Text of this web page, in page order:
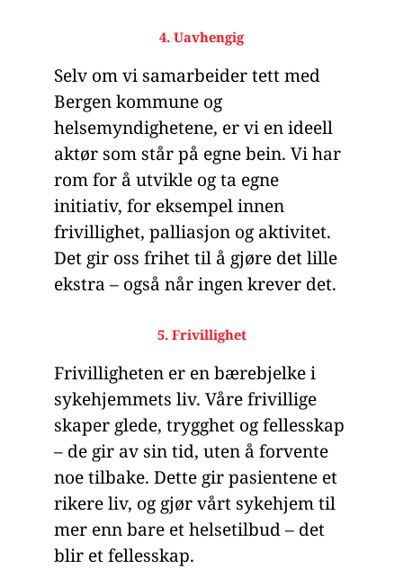
4. Uavhengig
Selv om vi samarbeider tett med
Bergen kommune og
helsemyndighetene, er vi en ideell
aktør som står på egne bein. Vi har
rom for å utvikle og ta egne
initiativ, for eksempel innen
frivillighet, palliasjon og aktivitet.
Det gir oss frihet til å gjøre det lille
ekstra – også når ingen krever det.
5. Frivillighet
Frivilligheten er en bærebjelke i
sykehjemmets liv. Våre frivillige
skaper glede, trygghet og fellesskap
– de gir av sin tid, uten å forvente
noe tilbake. Dette gir pasientene et
rikere liv, og gjør vårt sykehjem til
mer enn bare et helsetilbud – det
blir et fellesskap.